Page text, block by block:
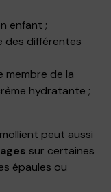
enfant ;
des différentes
membre de la
hydratante ;
peut aussi
sur certaines
épaules ou